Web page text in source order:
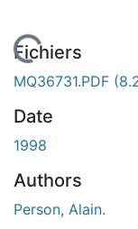
En cours de chargement...
Fichiers
MQ36731.PDF
Date
1998
Authors
Person, Alain.